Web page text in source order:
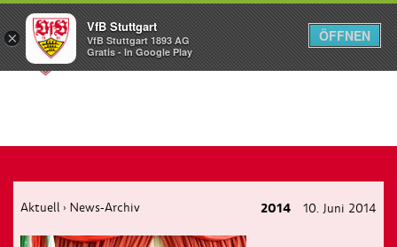
Menü
Aktuell › News-Archiv 2014 10. Juni 2014
×
VfB Stuttgart
VfB Stuttgart 1893 AG
Gratis - In Google Play
ÖFFNEN